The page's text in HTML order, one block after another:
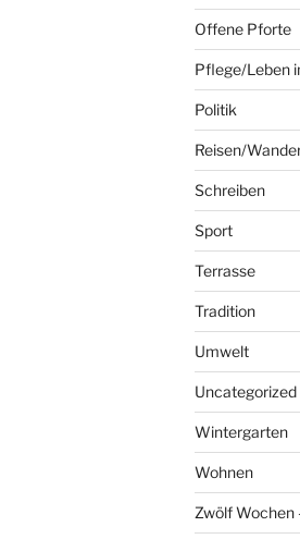
Offene Pforte
Pflege/Leben
Politik
Reisen/
Schreiben
Sport
Terrasse
Tradition
Umwelt
Uncategorized
Wintergarten
Wohnen
Zwölf Wochen